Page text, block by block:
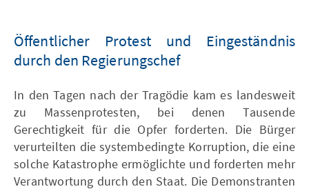
Öffentlicher Protest und Eingeständnis
durch den Regierungschef
In den Tagen nach der Tragödie kam es landesweit
zu Massenprotesten, bei denen Tausende
Gerechtigkeit für die Opfer forderten. Die Bürger
verurteilten die systembedingte Korruption, die eine
solche Katastrophe ermöglichte und forderten mehr
Verantwortung durch den Staat. Die Demonstranten